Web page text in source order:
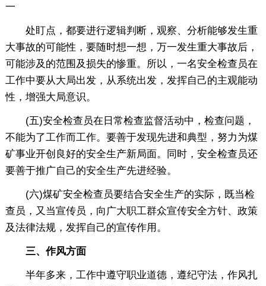
一
处盯点，都要进行逻辑判断，观察、分析能够发生重
大事故的可能性，要随时想一想，万一发生重大事故后，
可能涉及的范围及损失的惨重。所以，一名安全检查员在
工作中要从大局出发，从系统出发，发挥自己的主观能动
性，增强大局意识。
(五)安全检查员在日常检查监督活动中，检查问题，
不能为了工作而工作。要善于发现先进和典型，努力为煤
矿事业开创良好的安全生产新局面。同时，安全检查员还
要善于推广自己的安全生产先进经验。
(六)煤矿安全检查员要结合安全生产的实际，既当检
查员，又当宣传员，向广大职工群众宣传安全方针、政策
及法律法规，发挥自己的宣传作用。
三、作风方面
半年多来，工作中遵守职业道德，遵纪守法，作风扎